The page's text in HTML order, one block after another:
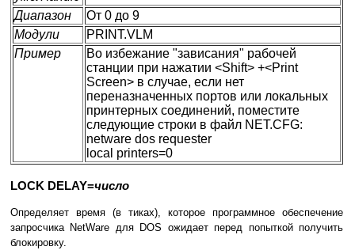
Диапазон
От 0 до 9
Модули
PRINT.VLM
Пример
Во избежание "зависания" рабочей
станции при нажатии <Shift> +<Print
Screen> в случае, если нет
переназначенных портов или локальных
принтерных соединений, поместите
следующие строки в файл NET.CFG:
netware dos requester
local printers=0
LOCK DELAY=число
Определяет время (в тиках), которое программное обеспечение
запросчика NetWare для DOS ожидает перед попыткой получить
блокировку.